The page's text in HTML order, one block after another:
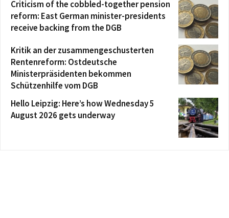
Criticism of the cobbled-together pension
reform: East German minister-presidents
receive backing from the DGB
Kritik an der zusammengeschusterten
Rentenreform: Ostdeutsche
Ministerpräsidenten bekommen
Schützenhilfe vom DGB
Hello Leipzig: Here’s how Wednesday 5
August 2026 gets underway